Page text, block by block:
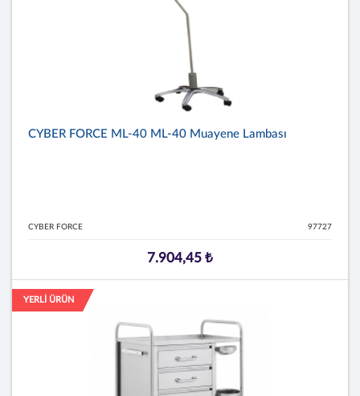
CYBER FORCE ML-40 ML-40 Muayene Lambası
CYBER FORCE 97727
7.904,45 ₺
YERLİ ÜRÜN